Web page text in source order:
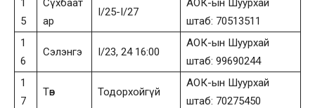
1
5
Сүхбаат
ар
I/25-I/27
АОК-ын Шуурхай
штаб: 70513511
1
6
Сэлэнгэ I/23, 24 16:00
АОК-ын Шуурхай
штаб: 99690244
1
7
Төв Тодорхойгүй
АОК-ын Шуурхай
штаб: 70275450